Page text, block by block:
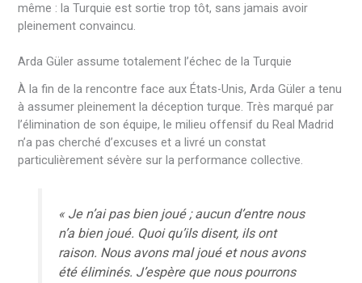
même : la Turquie est sortie trop tôt, sans jamais avoir
pleinement convaincu.
Arda Güler assume totalement l’échec de la Turquie
À la fin de la rencontre face aux États-Unis, Arda Güler a tenu
à assumer pleinement la déception turque. Très marqué par
l’élimination de son équipe, le milieu offensif du Real Madrid
n’a pas cherché d’excuses et a livré un constat
particulièrement sévère sur la performance collective.
« Je n’ai pas bien joué ; aucun d’entre nous
n’a bien joué. Quoi qu’ils disent, ils ont
raison. Nous avons mal joué et nous avons
été éliminés. J’espère que nous pourrons